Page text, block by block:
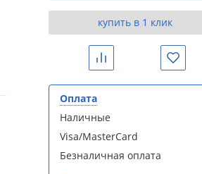
купить в 1 клик
Сравнить Избранное
Оплата
Наличные
Visa/MasterCard
Безналичная оплата